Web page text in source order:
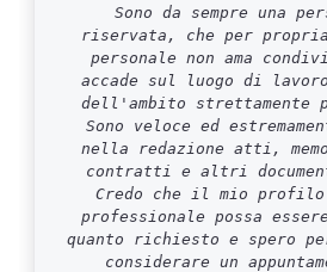
Sono da sempre una
riservata, che per
personale non ama
accade sul luogo di
dell'ambito strettamente
Sono veloce ed
nella redazione atti,
contratti e altri
Credo che il mio profilo
professionale possa
quanto richiesto e spero
considerare un